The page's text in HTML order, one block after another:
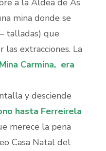
a la Aldea de As
mina donde se
talladas) que
las extracciones. La
Carmina, era
y desciende
hasta Ferreirela
merece la pena
Casa Natal del